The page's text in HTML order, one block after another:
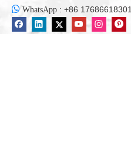
 WhatsApp : +86 17686618301